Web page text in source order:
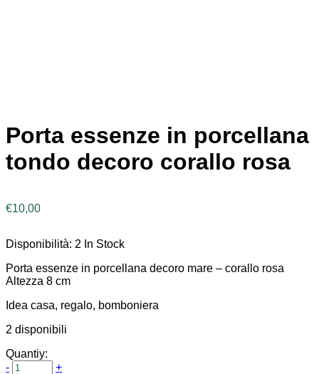
Porta essenze in porcellana
tondo decoro corallo rosa
€10,00
Disponibilità: 2 In Stock
Porta essenze in porcellana decoro mare – corallo rosa
Altezza 8 cm
Idea casa, regalo, bomboniera
2 disponibili
Quantiy:
-
+